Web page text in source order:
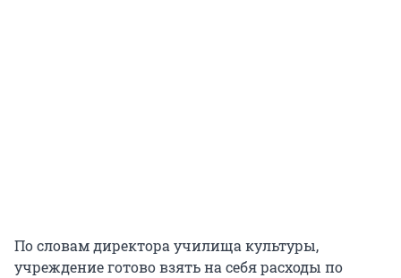
По словам директора училища культуры,
учреждение готово взять на себя расходы по